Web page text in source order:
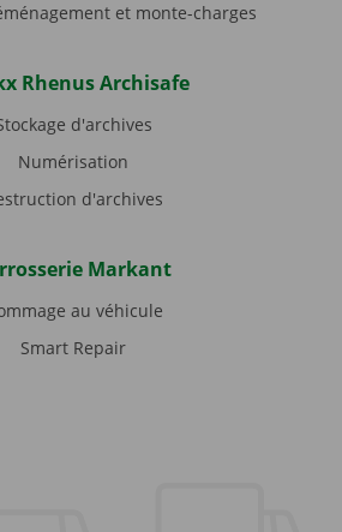
et monte-charges
Rhenus Archisafe
d'archives
Numérisation
d'archives
Markant
au véhicule
Smart Repair